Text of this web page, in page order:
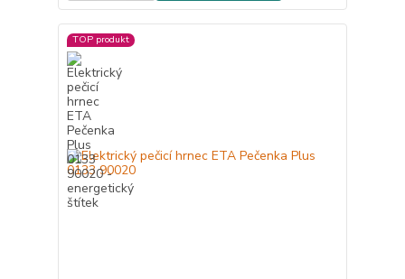
TOP produkt